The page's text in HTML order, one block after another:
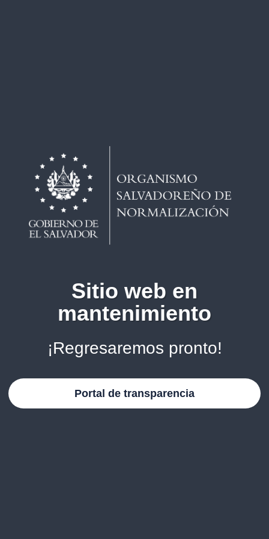
Sitio web en
mantenimiento
¡Regresaremos pronto!
Portal de transparencia